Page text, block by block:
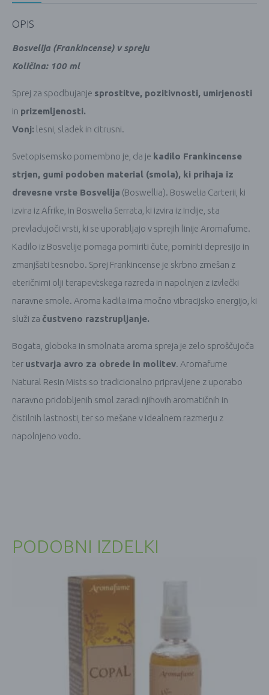
OPIS
Bosvelija (Frankincense) v spreju
Količina: 100 ml
Sprej za spodbujanje sprostitve, pozitivnosti, umirjenosti
in prizemljenosti.
Vonj: lesni, sladek in citrusni.
Svetopisemsko pomembno je, da je kadilo Frankincense
strjen, gumi podoben material (smola), ki prihaja iz
drevesne vrste Bosvelija (Boswellia). Boswelia Carterii, ki
izvira iz Afrike, in Boswelia Serrata, ki izvira iz Indije, sta
prevladujoči vrsti, ki se uporabljajo v sprejih linije Aromafume.
Kadilo iz Bosvelije pomaga pomiriti čute, pomiriti depresijo in
zmanjšati tesnobo. Sprej Frankincense je skrbno zmešan z
eteričnimi olji terapevtskega razreda in napolnjen z izvlečki
naravne smole. Aroma kadila ima močno vibracijsko energijo, ki
služi za čustveno razstrupljanje.
Bogata, globoka in smolnata aroma spreja je zelo sproščujoča
ter ustvarja avro za obrede in molitev. Aromafume
Natural Resin Mists so tradicionalno pripravljene z uporabo
naravno pridobljenih smol zaradi njihovih aromatičnih in
čistilnih lastnosti, ter so mešane v idealnem razmerju z
napolnjeno vodo.
PODOBNI IZDELKI